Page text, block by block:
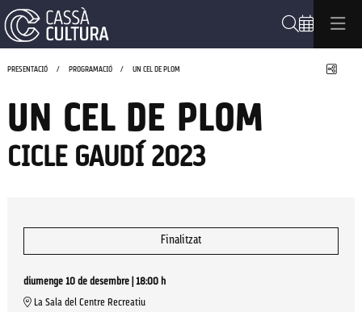
PRESENTACIÓ PROGRAMACIÓ UN CEL DE PLOM
UN CEL DE PLOM
CICLE GAUDÍ 2023
Finalitzat
diumenge 10 de desembre
18:00 h
La Sala del Centre Recreatiu